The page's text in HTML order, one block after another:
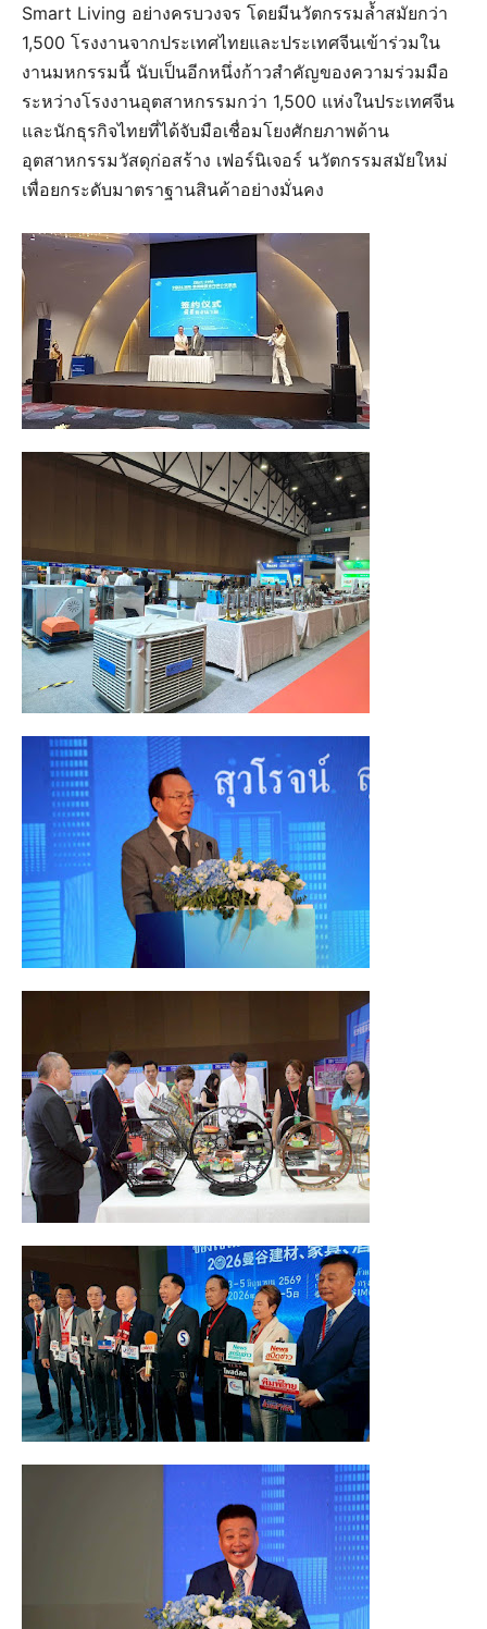
Smart Living อย่างครบวงจร โดยมีนวัตกรรมล้ำสมัยกว่า
1,500 โรงงานจากประเทศไทยและประเทศจีนเข้าร่วมใน
งานมหกรรมนี้ นับเป็นอีกหนึ่งก้าวสำคัญของความร่วมมือ
ระหว่างโรงงานอุตสาหกรรมกว่า 1,500 แห่งในประเทศจีน
และนักธุรกิจไทยที่ได้จับมือเชื่อมโยงศักยภาพด้าน
อุตสาหกรรมวัสดุก่อสร้าง เฟอร์นิเจอร์ นวัตกรรมสมัยใหม่
เพื่อยกระดับมาตราฐานสินค้าอย่างมั่นคง